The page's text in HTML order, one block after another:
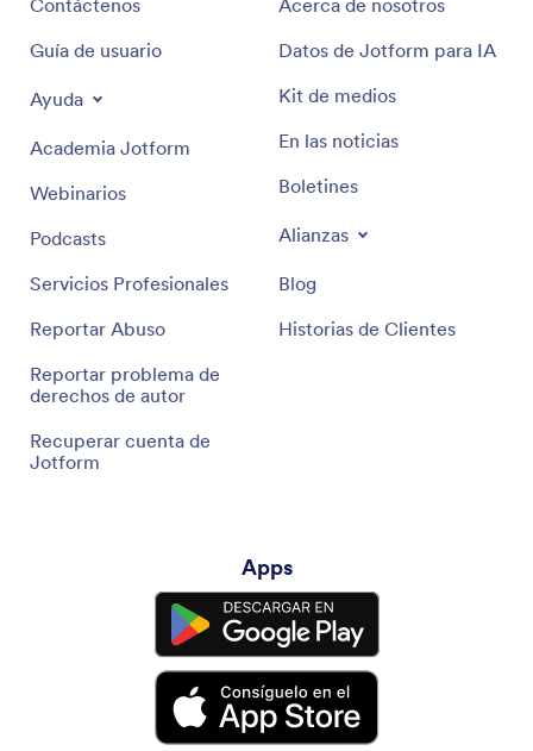
Guía de usuario
Ayuda
Academia Jotform
Webinarios
Podcasts
Servicios Profesionales
Reportar Abuso
Reportar problema de
derechos de autor
Recuperar cuenta de
Jotform
Datos de Jotform para IA
Kit de medios
En las noticias
Boletines
Alianzas
Blog
Historias de Clientes
Apps